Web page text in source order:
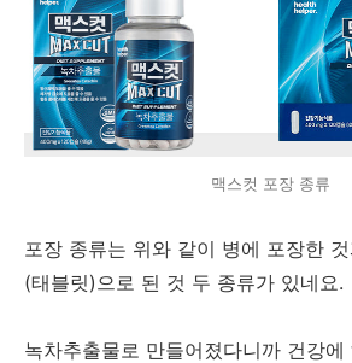
맥스컷 포장 종류
포장 종류는 위와 같이 병에 포장한
(태블릿)으로 된 것 두 종류가 있네요.
녹차추출물로 만들어졌다니까 건강에